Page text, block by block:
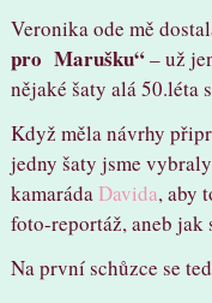
Veronika ode mě
pro Marušku“– už
nějaké šaty alá 50.léta
Když měla návrhy
jedny šaty jsme
kamarádaDavida, aby
foto-reportáž, aneb jak
Na první schůzce se